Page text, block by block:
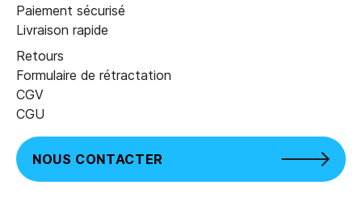
Paiement sécurisé
Livraison rapide
Retours
Formulaire de rétractation
CGV
CGU
NOUS CONTACTER